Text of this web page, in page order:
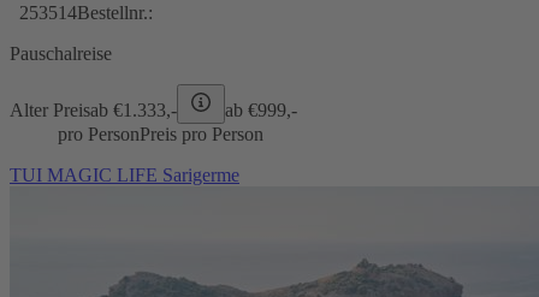
253514Bestellnr.:
Pauschalreise
Alter Preisab €1.333,- ab €999,-
pro PersonPreis pro Person
TUI MAGIC LIFE Sarigerme